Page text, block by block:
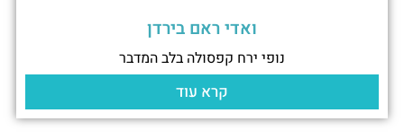
ואדי ראם בירדן
נופי ירח קפסולה בלב המדבר
קרא עוד